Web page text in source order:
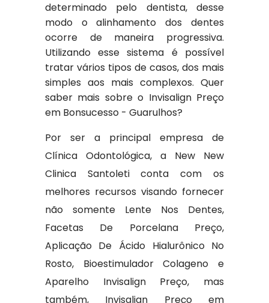
determinado pelo dentista, desse
modo o alinhamento dos dentes
ocorre de maneira progressiva.
Utilizando esse sistema é possível
tratar vários tipos de casos, dos mais
simples aos mais complexos. Quer
saber mais sobre o Invisalign Preço
em Bonsucesso - Guarulhos?
Por ser a principal empresa de
Clínica Odontológica, a New New
Clinica Santoleti conta com os
melhores recursos visando fornecer
não somente Lente Nos Dentes,
Facetas De Porcelana Preço,
Aplicação De Ácido Hialurônico No
Rosto, Bioestimulador Colageno e
Aparelho Invisalign Preço, mas
também, Invisalign Preço em